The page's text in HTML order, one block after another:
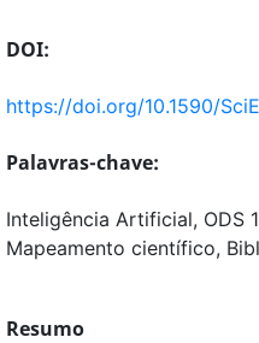
DOI:
https://doi.org/10.1590/
Palavras-chave:
Inteligência Artificial, ODS
Mapeamento científico,
Resumo